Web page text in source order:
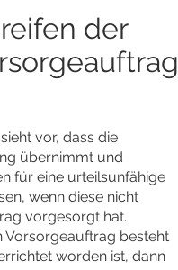
der
vor, dass die
übernimmt und
für eine urteilsunfähige
wenn diese nicht
vorgesorgt hat.
Vorsorgeauftrag besteht
worden ist, dann